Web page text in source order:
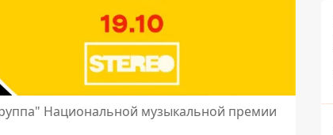
Национальной музыкальной премии